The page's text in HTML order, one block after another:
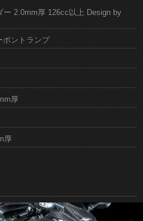
ー 2.0mm厚 126cc以上 Design by
ボントランプ
厚
厚